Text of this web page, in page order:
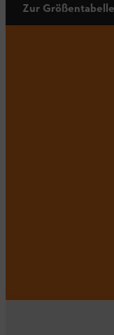
Zur Größentabelle